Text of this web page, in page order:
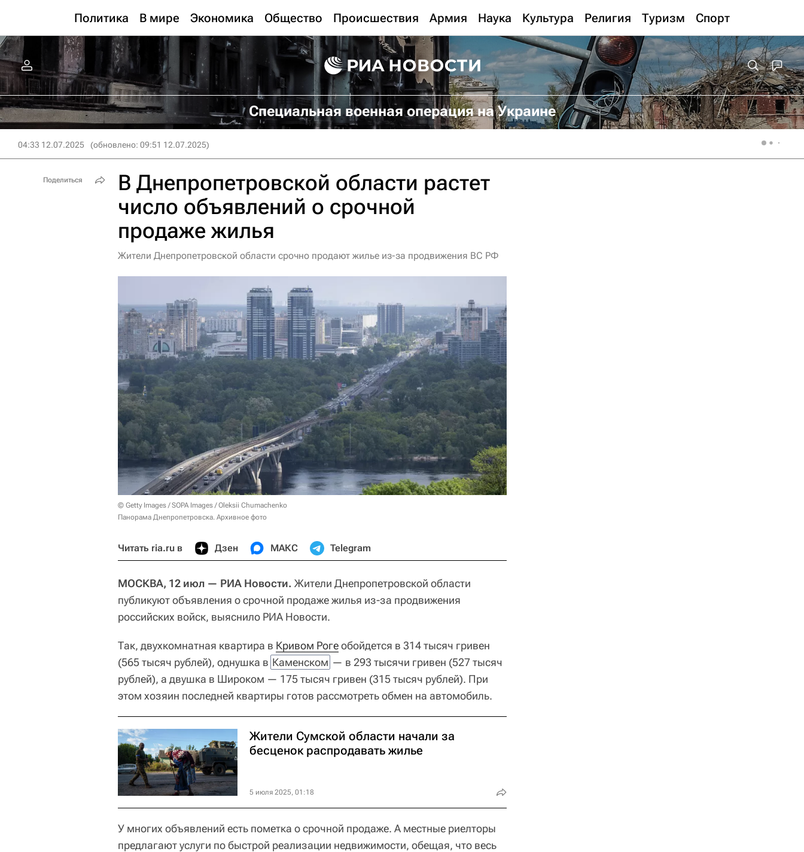
Политика В мире Экономика Общество Происшествия Армия Наука Культура Религия Туризм Спорт
Специальная военная операция на Украине
04:33 12.07.2025 (обновлено: 09:51 12.07.2025)
В Днепропетровской области растет
число объявлений о срочной
продаже жилья
Жители Днепропетровской области срочно продают жилье из-за продвижения ВС РФ
© Getty Images / SOPA Images / Oleksii Chumachenko
Панорама Днепропетровска. Архивное фото
Читать ria.ru в Дзен МАКС Telegram
МОСКВА, 12 июл — РИА Новости. Жители Днепропетровской области
публикуют объявления о срочной продаже жилья из-за продвижения
российских войск, выяснило РИА Новости.
Так, двухкомнатная квартира в Кривом Рогеобойдется в 314 тысяч гривен
(565 тысяч рублей), однушка в Каменском — в 293 тысячи гривен (527 тысяч
рублей), а двушка в Широком — 175 тысяч гривен (315 тысяч рублей). При
этом хозяин последней квартиры готов рассмотреть обмен на автомобиль.
Жители Сумской области начали за
бесценок распродавать жилье
5 июля 2025, 01:18
У многих объявлений есть пометка о срочной продаже. А местные риелторы
предлагают услуги по быстрой реализации недвижимости, обещая, что весь
Поделиться